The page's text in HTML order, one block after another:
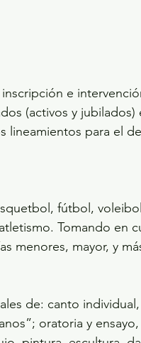
e
(activos y jubilados)
lineamientos para el
fútbol,
Tomando en
menores, mayor, y
de: canto
oratoria y ensayo,